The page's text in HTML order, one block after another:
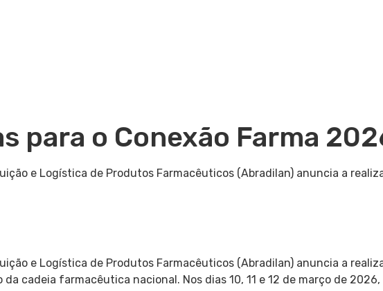
para o Conexão Farma
e Logística de Produtos Farmacêuticos (Abradilan) anuncia a
e Logística de Produtos Farmacêuticos (Abradilan) anuncia a
cadeia farmacêutica nacional. Nos dias 10, 11 e 12 de março de